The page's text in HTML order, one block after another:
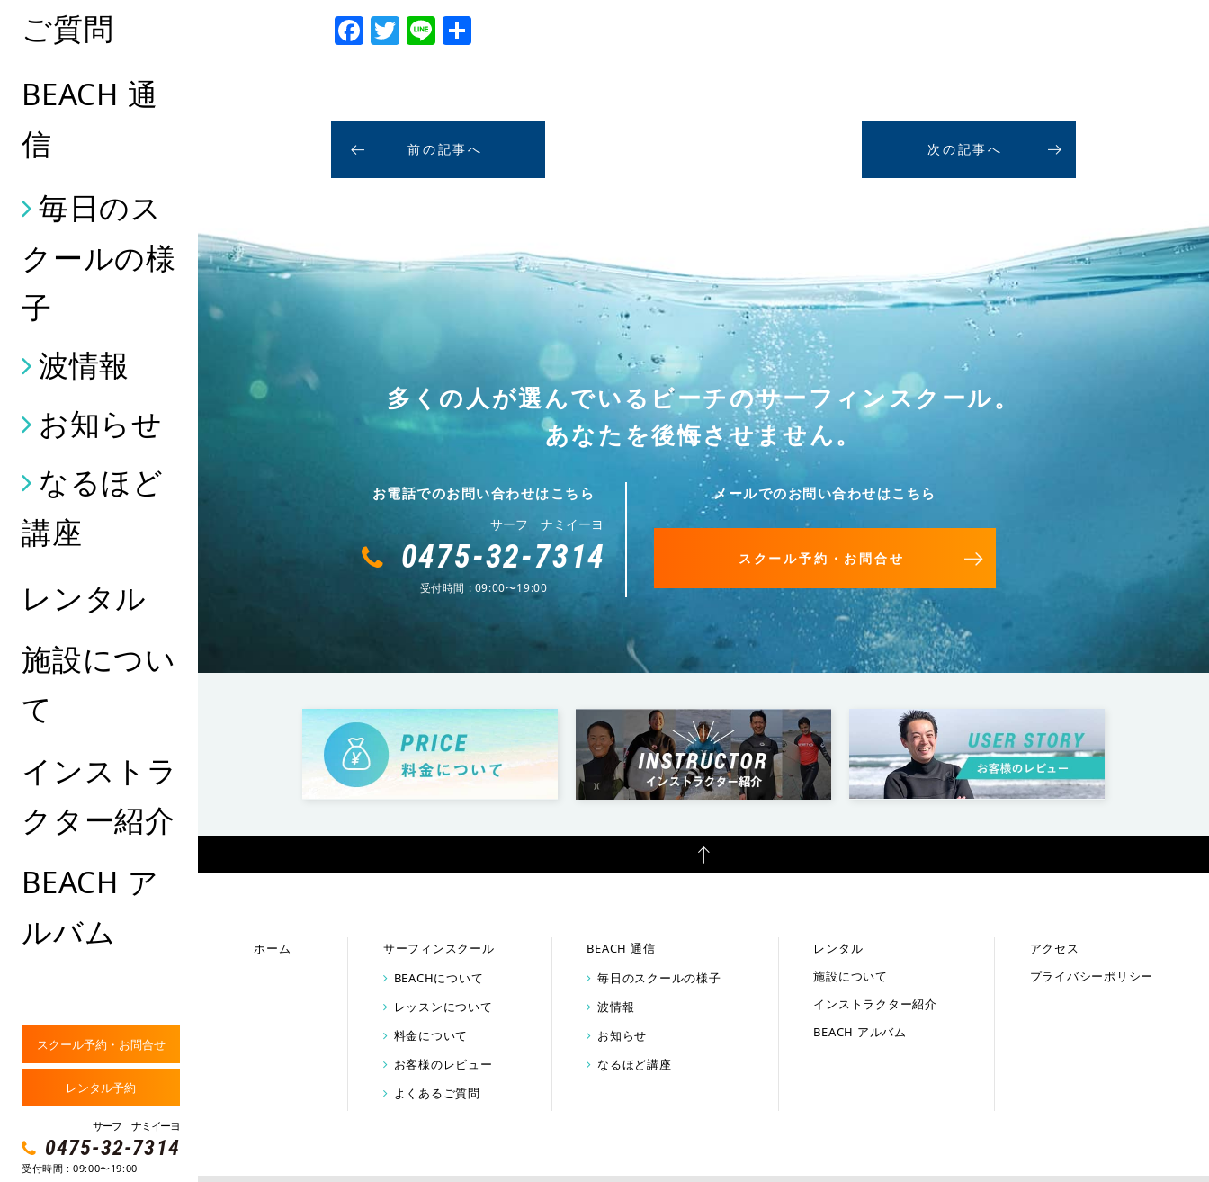
ご質問
BEACH 通
信
毎日のス
クールの様
子
波情報
お知らせ
なるほど
講座
レンタル
施設につい
て
インストラ
クター紹介
BEACH ア
ルバム
スクール予約・お問合せ
レンタル予約
サーフ ナミイーヨ
0475-32-7314
受付時間 : 09:00〜19:00
Facebook
Twitter
Line
前の記事へ 次の記事へ
多くの人が選んでいるビーチのサーフィンスクール。
あなたを後悔させません。
お電話でのお問い合わせはこちら
サーフ ナミイーヨ
0475-32-7314
受付時間 : 09:00〜19:00
メールでのお問い合わせはこちら
スクール予約・お問合せ
ホーム
サーフィンスクール
BEACHについて
レッスンについて
料金について
お客様のレビュー
よくあるご質問
BEACH 通信
毎日のスクールの様子
波情報
お知らせ
なるほど講座
レンタル
施設について
インストラクター紹介
BEACH アルバム
アクセス
プライバシーポリシー